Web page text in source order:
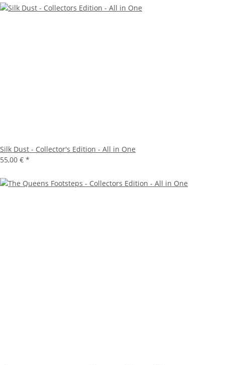
Silk Dust - Collector's Edition - All in One
55,00 € *